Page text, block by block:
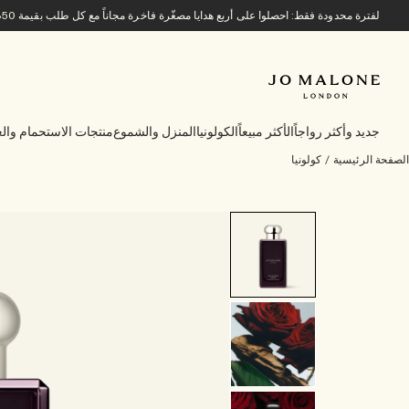
لفترة محدودة فقط: احصلوا على أربع هدايا مصغّرة فاخرة مجاناً مع كل طلب بقيمة 850 ريالاً سعودياً أو أكثر.
جديد وأكثر رواجاً الأكثر مبيعاً الكولونيا المنزل والشموعمنتجات الاستحمام
الصفحة الرئيسية / كولونيا